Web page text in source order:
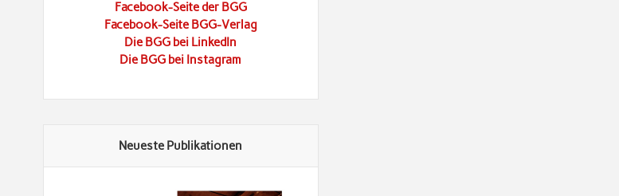
Facebook-Seite der BGG
Facebook-Seite BGG-Verlag
Die BGG bei LinkedIn
Die BGG bei Instagram
Neueste Publikationen